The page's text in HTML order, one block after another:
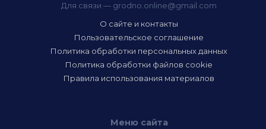
Для связи — grodno.online@gmail.com
О сайте и контакты
Пользовательское соглашение
Политика обработки персональных данных
Политика обработки файлов cookie
Правила использования материалов
Меню сайта